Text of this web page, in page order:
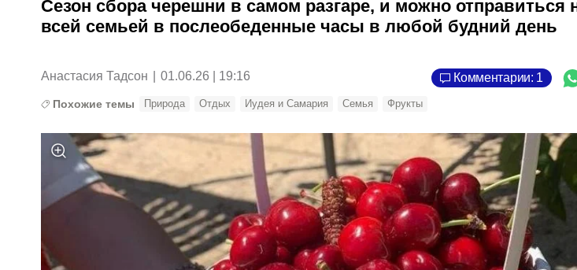
Сезон сбора черешни в самом разгаре, и можно отправиться
всей семьей в послеобеденные часы в любой будний день
Анастасия Тадсон 01.06.26 | 19:16 Комментарии: 1
Похожие темы Природа Отдых Иудея и Самария Семья Фрукты